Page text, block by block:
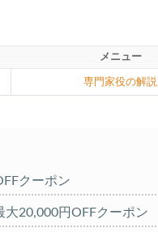
メニュー
専門家役の解説
クーポン
大20,000円OFFクーポン